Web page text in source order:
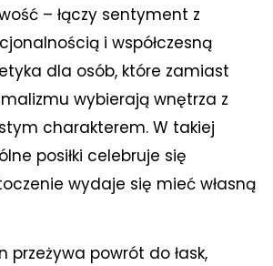
– łączy sentyment z
i współczesną
dla osób, które zamiast
wybierają wnętrza z
charakterem. W takiej
posiłki celebruje się
wydaje się mieć własną
przeżywa powrót do łask,